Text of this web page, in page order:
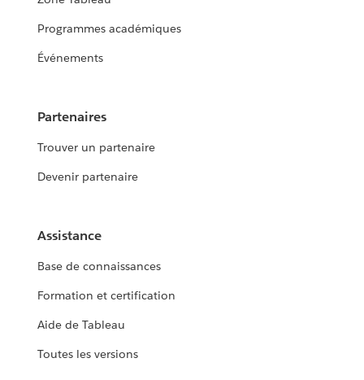
Programmes académiques
Événements
Partenaires
Trouver un partenaire
Devenir partenaire
Assistance
Base de connaissances
Formation et certification
Aide de Tableau
Toutes les versions